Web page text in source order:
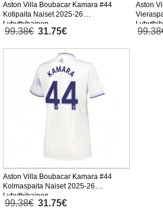
Aston Villa Boubacar Kamara #44
Kotipaita Naiset 2025-26
Lyhythihainen
99.38€ 31.75€
Aston
Aston Villa Boubacar Kamara #44
Kolmaspaita Naiset 2025-26
Lyhythihainen
99.38€ 31.75€